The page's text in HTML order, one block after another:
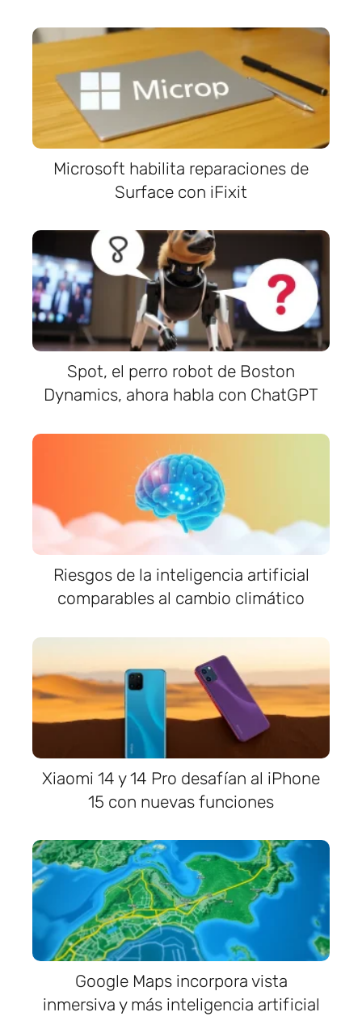
Microsoft habilita reparaciones de
Surface con iFixit
Spot, el perro robot de Boston
Dynamics, ahora habla con ChatGPT
Riesgos de la inteligencia artificial
comparables al cambio climático
Xiaomi 14 y 14 Pro desafían al iPhone
15 con nuevas funciones
Google Maps incorpora vista
inmersiva y más inteligencia artificial